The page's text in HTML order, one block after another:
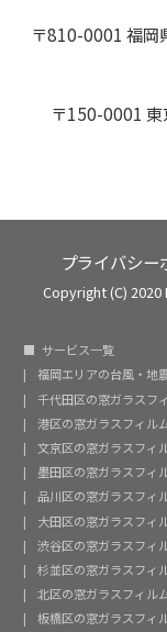
〒810-0001 福岡
〒150-0001
プライバシー
Copyright (C)
サービス一覧
福岡エリアの台風・地
千代田区の窓ガラスフ
港区の窓ガラスフィル
文京区の窓ガラスフィ
墨田区の窓ガラスフィ
品川区の窓ガラスフィ
大田区の窓ガラスフィ
渋谷区の窓ガラスフィ
杉並区の窓ガラスフィ
北区の窓ガラスフィル
板橋区の窓ガラスフィ